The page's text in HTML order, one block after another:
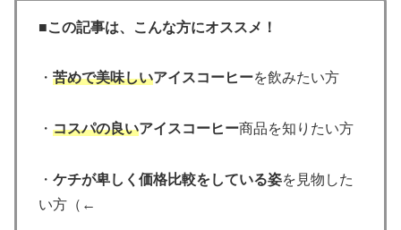
■この記事は、こんな方にオススメ！
・ 苦めで美味しいアイスコーヒーを飲みたい方
・ コスパの良いアイスコーヒー商品を知りたい方
・ ケチが卑しく価格比較をしている姿を見物した
い方（←